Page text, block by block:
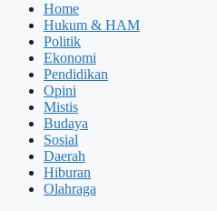
Home
Hukum & HAM
Politik
Ekonomi
Pendidikan
Opini
Mistis
Budaya
Sosial
Daerah
Hiburan
Olahraga